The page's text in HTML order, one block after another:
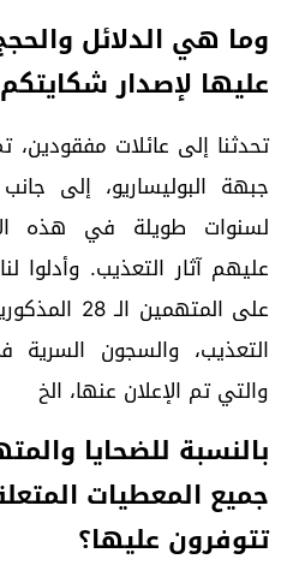
وما هي الدلائل
عليها لإصدار شكايتكم في
تحدثنا إلى عائلات
جبهة البوليساريو، إلى
لسنوات طويلة في هذه
عليهم آثار التعذيب. وأدلوا
على
التعذيب، والسجون السرية
والتي تم الإعلان عنها، الخ
بالنسبة للضحايا
جميع المعطيات
تتوفرون عليها؟